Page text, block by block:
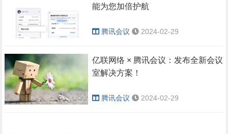
为企业带来更多新可能。
主动邀请，效
率翻番
会议室连接器为主动
〇 无论是自己预定/收藏的
会议或是别人邀请你的会
议都能自动同步至第三方
日历，实现统一管理自己
能为您加倍护航
腾讯会议 2024-02-29
亿联网络 × 腾讯会议：发布全新会议
室解决方案！
腾讯会议 2024-02-29